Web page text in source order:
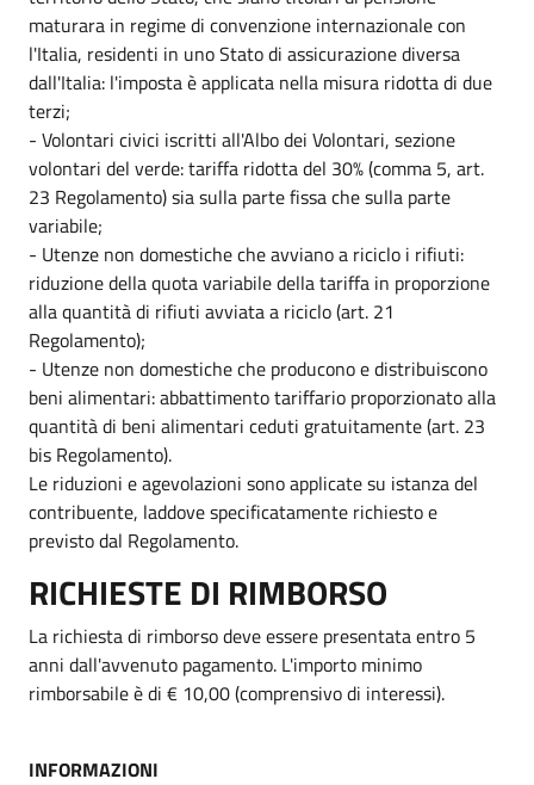
maturara in regime di convenzione internazionale con
l'Italia, residenti in uno Stato di assicurazione diversa
dall'Italia: l'imposta è applicata nella misura ridotta di due
terzi;
- Volontari civici iscritti all'Albo dei Volontari, sezione
volontari del verde: tariffa ridotta del 30% (comma 5, art.
23 Regolamento) sia sulla parte fissa che sulla parte
variabile;
- Utenze non domestiche che avviano a riciclo i rifiuti:
riduzione della quota variabile della tariffa in proporzione
alla quantità di rifiuti avviata a riciclo (art. 21
Regolamento);
- Utenze non domestiche che producono e distribuiscono
beni alimentari: abbattimento tariffario proporzionato alla
quantità di beni alimentari ceduti gratuitamente (art. 23
bis Regolamento).
Le riduzioni e agevolazioni sono applicate su istanza del
contribuente, laddove specificatamente richiesto e
previsto dal Regolamento.
RICHIESTE DI RIMBORSO
La richiesta di rimborso deve essere presentata entro 5
anni dall'avvenuto pagamento. L'importo minimo
rimborsabile è di € 10,00 (comprensivo di interessi).
INFORMAZIONI